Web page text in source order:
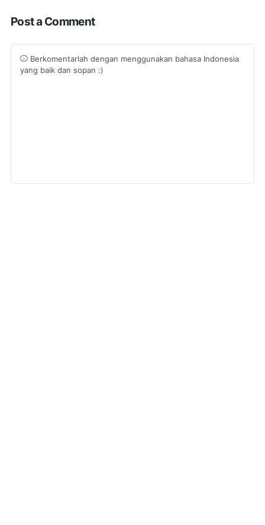
Post a Comment
Berkomentarlah dengan menggunakan bahasa Indonesia
yang baik dan sopan :)